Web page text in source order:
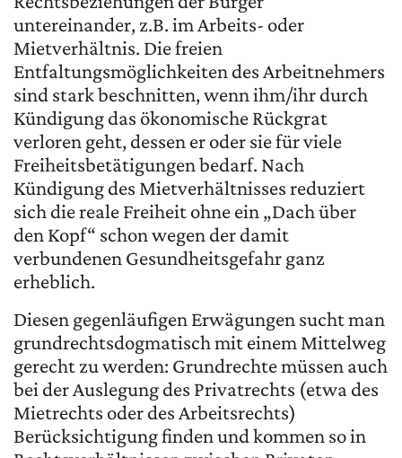
untereinander, z.B. im Arbeits- oder
Mietverhältnis. Die freien
Entfaltungsmöglichkeiten des Arbeitnehmers
sind stark beschnitten, wenn ihm/ihr durch
Kündigung das ökonomische Rückgrat
verloren geht, dessen er oder sie für viele
Freiheitsbetätigungen bedarf. Nach
Kündigung des Mietverhältnisses reduziert
sich die reale Freiheit ohne ein „Dach über
den Kopf“ schon wegen der damit
verbundenen Gesundheitsgefahr ganz
erheblich.
Diesen gegenläufigen Erwägungen sucht man
grundrechtsdogmatisch mit einem Mittelweg
gerecht zu werden: Grundrechte müssen auch
bei der Auslegung des Privatrechts (etwa des
Mietrechts oder des Arbeitsrechts)
Berücksichtigung finden und kommen so in